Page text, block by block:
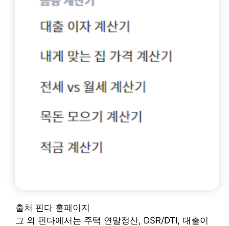
출처 핀다 홈페이지
그 외 핀다에서는 주택 연말정산, DSR/DTI, 대출이